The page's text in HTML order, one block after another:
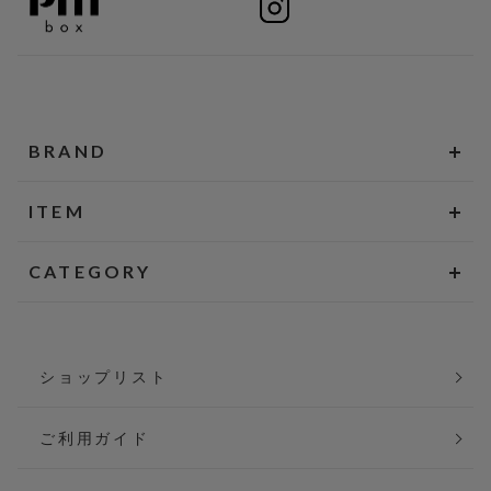
BRAND
ITEM
CATEGORY
ショップリスト
ご利用ガイド